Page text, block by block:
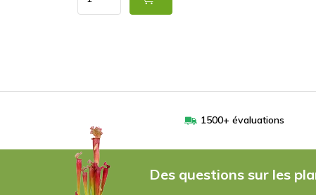
1500+ évaluations
Des questions sur les